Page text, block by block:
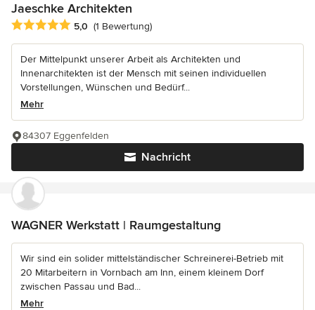
Jaeschke Architekten
Durchschnittliche Bewertung: 5 von 5 Sternen
5,0 (1 Bewertung)
Der Mittelpunkt unserer Arbeit als Architekten und
Innenarchitekten ist der Mensch mit seinen individuellen
Vorstellungen, Wünschen und Bedürf...
Mehr
Nachricht
84307 Eggenfelden
WAGNER Werkstatt | Raumgestaltung
Wir sind ein solider mittelständischer Schreinerei-Betrieb mit
20 Mitarbeitern in Vornbach am Inn, einem kleinem Dorf
zwischen Passau und Bad...
Mehr